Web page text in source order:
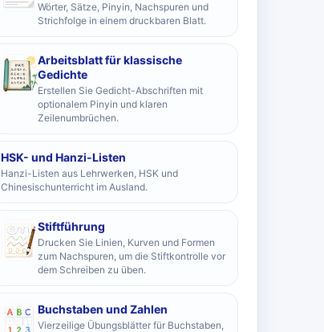
Wörter, Sätze, Pinyin, Nachspuren und
Strichfolge in einem druckbaren Blatt.
Arbeitsblatt für klassische
Gedichte
Erstellen Sie Gedicht-Abschriften mit
optionalem Pinyin und klaren
Zeilenumbrüchen.
HSK- und Hanzi-Listen
Hanzi-Listen aus Lehrwerken, HSK und
Chinesischunterricht im Ausland.
Stiftführung
Drucken Sie Linien, Kurven und Formen
zum Nachspuren, um die Stiftkontrolle vor
dem Schreiben zu üben.
Buchstaben und Zahlen
Vierzeilige Übungsblätter für Buchstaben,